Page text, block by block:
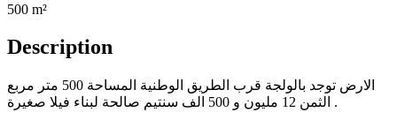
500 m²
Description
الارض توجد بالولجة قرب الطريق الوطنية المساحة 500 متر مربع
الثمن 12 مليون و 500 الف سنتيم صالحة لبناء فيلا صغيرة .